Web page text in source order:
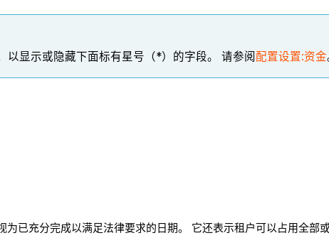
显示或隐藏下面标有星号（*）的字段。 请参阅配置设置:资金
为已充分完成以满足法律要求的日期。 它还表示租户可以占用全